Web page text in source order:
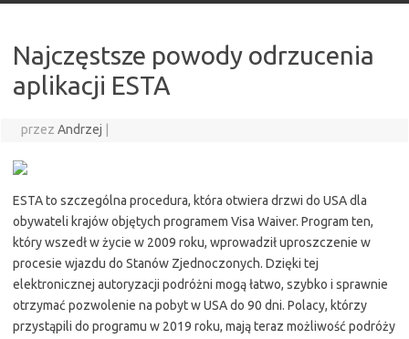
Najczęstsze powody odrzucenia
aplikacji ESTA
przez Andrzej
ESTA to szczególna procedura, która otwiera drzwi do USA dla
obywateli krajów objętych programem Visa Waiver. Program ten,
który wszedł w życie w 2009 roku, wprowadził uproszczenie w
procesie wjazdu do Stanów Zjednoczonych. Dzięki tej
elektronicznej autoryzacji podróżni mogą łatwo, szybko i sprawnie
otrzymać pozwolenie na pobyt w USA do 90 dni. Polacy, którzy
przystąpili do programu w 2019 roku, mają teraz możliwość podróży